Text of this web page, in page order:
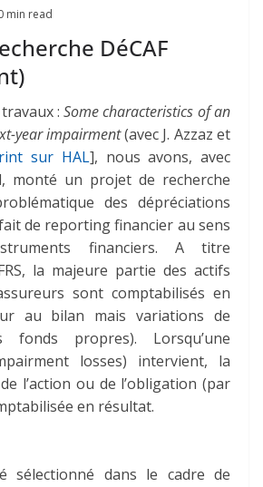
min read
DéCAF
travaux :Some characteristics of an
year impairment(avec J. Azzaz et
sur HAL], nous avons, avec
monté un projet de recherche
des dépréciations
de reporting financier au sens
financiers. A titre
la majeure partie des actifs
sont comptabilisés en
au bilan mais variations de
propres). Lorsqu’une
losses) intervient, la
l’action ou de l’obligation (par
en résultat.
sélectionné dans le cadre de